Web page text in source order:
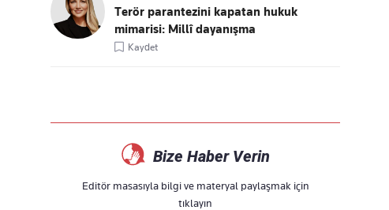
Terör parantezini kapatan hukuk
mimarisi: Millî dayanışma
Kaydet
Bize Haber Verin
Editör masasıyla bilgi ve materyal paylaşmak için
tıklayın